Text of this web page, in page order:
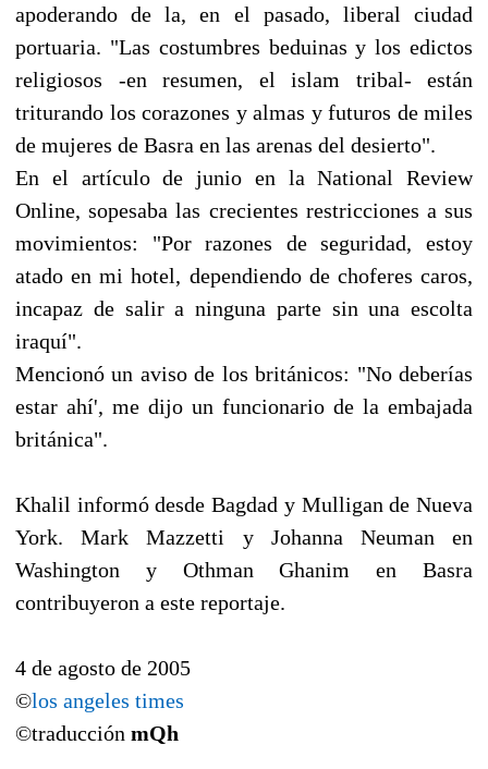
apoderando de la, en el pasado, liberal ciudad
portuaria. "Las costumbres beduinas y los edictos
religiosos -en resumen, el islam tribal- están
triturando los corazones y almas y futuros de miles
de mujeres de Basra en las arenas del desierto".
En el artículo de junio en la National Review
Online, sopesaba las crecientes restricciones a sus
movimientos: "Por razones de seguridad, estoy
atado en mi hotel, dependiendo de choferes caros,
incapaz de salir a ninguna parte sin una escolta
iraquí".
Mencionó un aviso de los británicos: "No deberías
estar ahí', me dijo un funcionario de la embajada
británica".
Khalil informó desde Bagdad y Mulligan de Nueva
York. Mark Mazzetti y Johanna Neuman en
Washington y Othman Ghanim en Basra
contribuyeron a este reportaje.
4 de agosto de 2005
©los angeles times
©traducción mQh